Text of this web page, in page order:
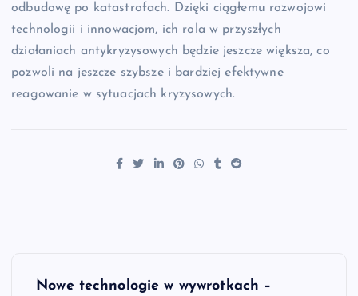
odbudowę po katastrofach. Dzięki ciągłemu rozwojowi
technologii i innowacjom, ich rola w przyszłych
działaniach antykryzysowych będzie jeszcze większa, co
pozwoli na jeszcze szybsze i bardziej efektywne
reagowanie w sytuacjach kryzysowych.
NNowe technologie w wywrotkach –